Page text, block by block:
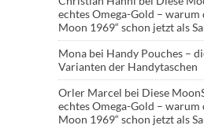
echtes Omega-Gold – warum
Moon 1969“ schon jetzt als
Mona bei Handy Pouches –
Varianten der Handytaschen
Orler Marcel bei Diese
echtes Omega-Gold – warum
Moon 1969“ schon jetzt als